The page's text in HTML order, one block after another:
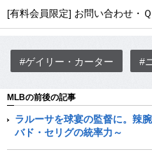
[有料会員限定] お問い合わせ・
#ゲイリー・カーター #
MLBの前後の記事
ラルーサを球宴の監督に。辣
バド・セリグの統率力～